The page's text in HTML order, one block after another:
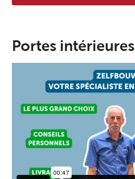
Portes intérieures